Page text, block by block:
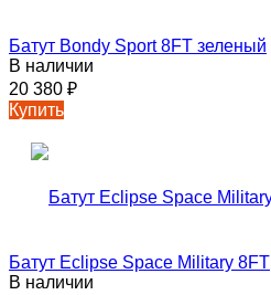
Батут Bondy Sport 8FT зеленый
В наличии
20 380 ₽
Купить
Батут Eclipse Space Military 8FT
В наличии